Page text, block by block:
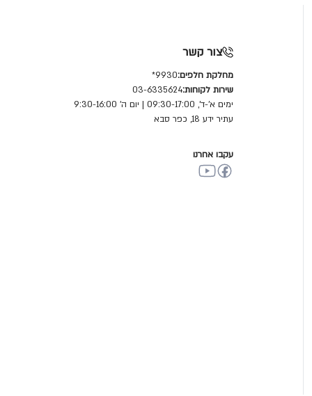
צור קשר
מחלקת חלפים:9930*
שירות לקוחות:03-6335624
ימים א'-ד', 09:30-17:00 | יום ה' 9:30-16:00
עתיר ידע 18, כפר סבא
עקבו אחרנו